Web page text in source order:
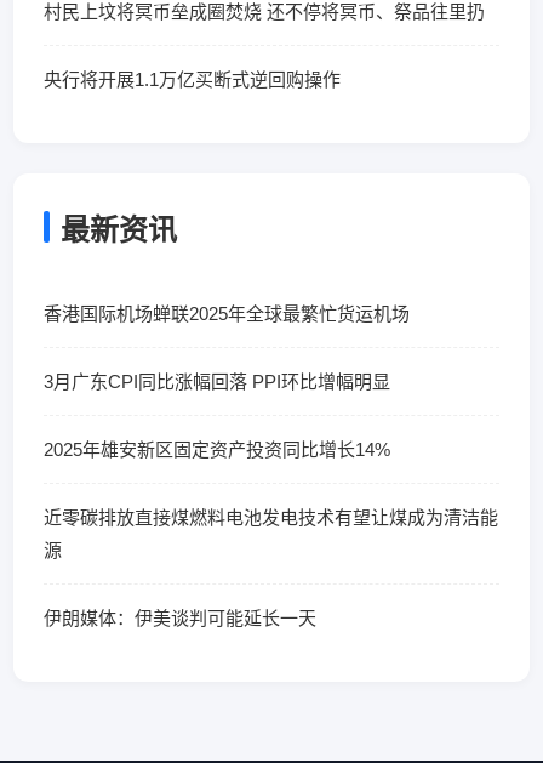
村民上坟将冥币垒成圈焚烧 还不停将冥币、祭品往里扔
央行将开展1.1万亿买断式逆回购操作
最新资讯
香港国际机场蝉联2025年全球最繁忙货运机场
3月广东CPI同比涨幅回落 PPI环比增幅明显
2025年雄安新区固定资产投资同比增长14%
近零碳排放直接煤燃料电池发电技术有望让煤成为清洁能
源
伊朗媒体：伊美谈判可能延长一天